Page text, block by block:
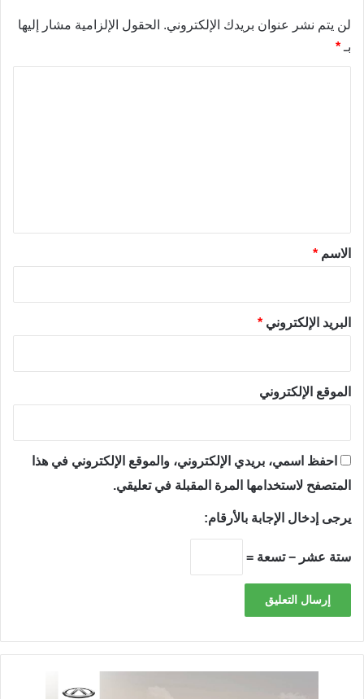
لن يتم نشر عنوان بريدك الإلكتروني. الحقول الإلزامية مشار إليها
بـ *
*الاسم *
البريد الإلكتروني *
الموقع الإلكتروني
احفظ اسمي، بريدي الإلكتروني، والموقع الإلكتروني في هذا
المتصفح لاستخدامها المرة المقبلة في تعليقي.
يرجى إدخال الإجابة بالأرقام:
ستة عشر − تسعة =